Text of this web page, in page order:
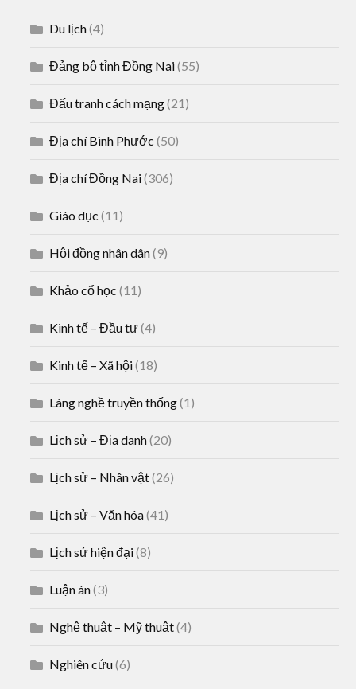
Du lịch(4)
Đảng bộ tỉnh Đồng Nai(55)
Đấu tranh cách mạng(21)
Địa chí Bình Phước (50)
Địa chí Đồng Nai(306)
Giáo dục (11)
Hội đồng nhân dân(9)
Khảo cổ học (11)
Kinh tế – Đầu tư(4)
Kinh tế – Xã hội(18)
Làng nghề truyền thống(1)
Lịch sử – Địa danh(20)
Lịch sử – Nhân vật(26)
Lịch sử – Văn hóa(41)
Lịch sử hiện đại(8)
Luận án(3)
Nghệ thuật – Mỹ thuật(4)
Nghiên cứu(6)